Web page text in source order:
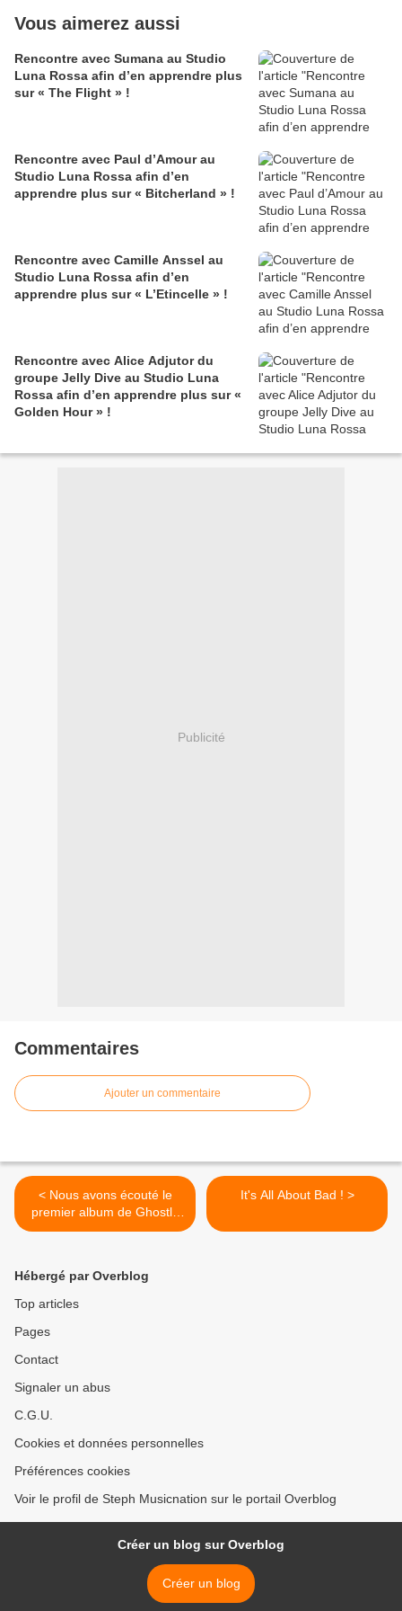
Vous aimerez aussi
Rencontre avec Sumana au Studio
Luna Rossa afin d’en apprendre plus
sur « The Flight » !
Rencontre avec Paul d’Amour au
Studio Luna Rossa afin d’en
apprendre plus sur « Bitcherland » !
Rencontre avec Camille Anssel au
Studio Luna Rossa afin d’en
apprendre plus sur « L’Etincelle » !
Rencontre avec Alice Adjutor du
groupe Jelly Dive au Studio Luna
Rossa afin d’en apprendre plus sur «
Golden Hour » !
Publicité
Commentaires
Ajouter un commentaire
< Nous avons écouté le
premier album de Ghostly
Kisses !
It's All About Bad ! >
Hébergé par Overblog
Top articles
Pages
Contact
Signaler un abus
C.G.U.
Cookies et données personnelles
Préférences cookies
Voir le profil de Steph Musicnation sur le portail Overblog
Créer un blog sur Overblog
Créer un blog